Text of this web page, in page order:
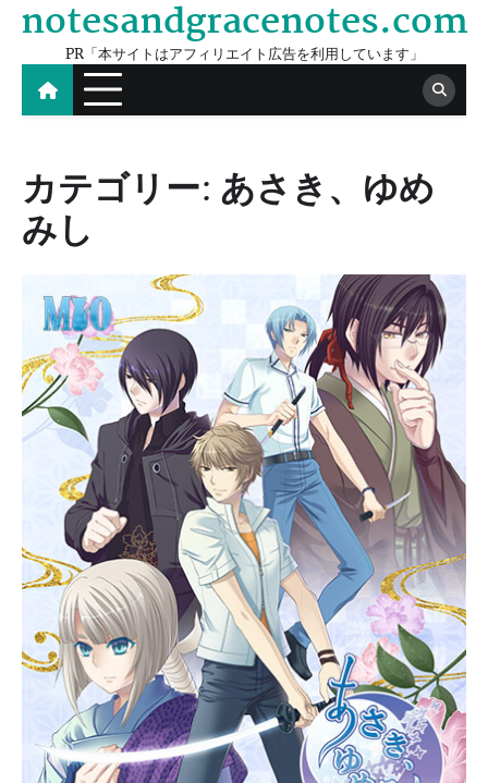
Skip
content
notesandgracenotes.com
PR「本サイトはアフィリエイト広告を利用しています」
カテゴリー: あさき、ゆめ
みし